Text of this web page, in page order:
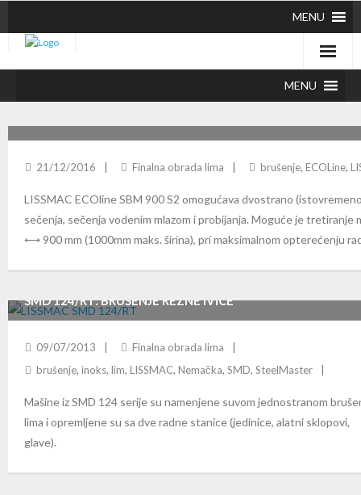
MENU
MENU
21/12/2016 Finalna obrada lima brušenje, ECOLine,
LISSMAC ECOline SBM 900 S2 omogućava dvostrano
sečenja, sečenja vodenim mlazom i probijanja. Moguće je
⟷ 900 mm (1000mm maks. širina), pri maksimalnom opterećenju
SMD 124/RT: BRUŠENJE REZNE IVICE
09/07/2013
Finalna obrada lima
brušenje, inoks, lim, LISSMAC, Nemačka, SMD, SteelMaster
Mašine iz SMD 124 serije su namenjene suvom jednostranom
lima i opremljene su sa dve radne stanice (jedinice, alatni sklopovi,
glave).